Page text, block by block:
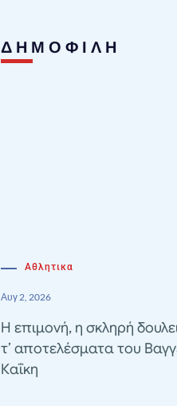
ΔΗΜΟΦΙΛΗ
Αθλητικα
Αυγ 2, 2026
Η επιμονή, η σκληρή
τ’ αποτελέσματα του
Καΐκη